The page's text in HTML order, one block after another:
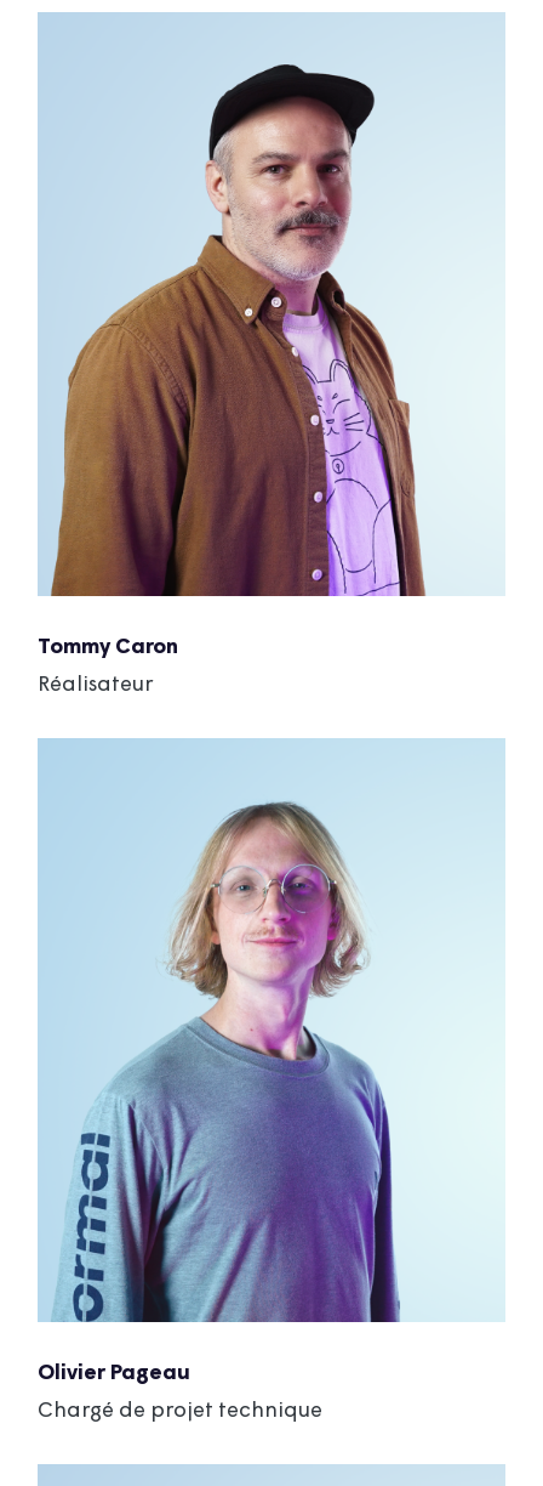
Tommy Caron
Réalisateur
Olivier Pageau
Chargé de projet technique